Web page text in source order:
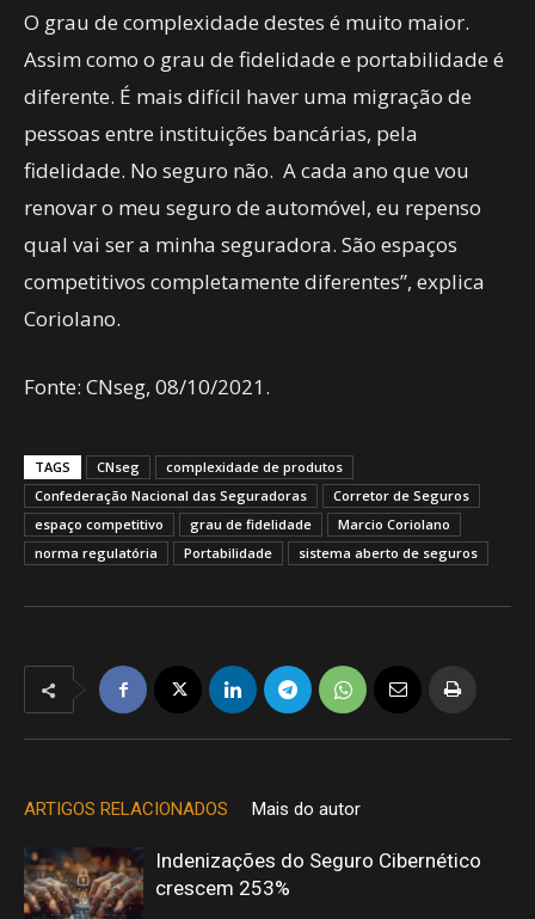
O grau de complexidade destes é muito maior.
Assim como o grau de fidelidade e portabilidade é
diferente. É mais difícil haver uma migração de
pessoas entre instituições bancárias, pela
fidelidade. No seguro não. A cada ano que vou
renovar o meu seguro de automóvel, eu repenso
qual vai ser a minha seguradora. São espaços
competitivos completamente diferentes”, explica
Coriolano.
Fonte: CNseg, 08/10/2021.
TAGS CNseg
complexidade de produtos
Confederação Nacional das Seguradoras
Corretor de Seguros
espaço competitivo
grau de fidelidade
Marcio Coriolano
norma regulatória
Portabilidade sistema aberto de seguros
ARTIGOS RELACIONADOS Mais do autor
Indenizações do Seguro Cibernético
crescem 253%